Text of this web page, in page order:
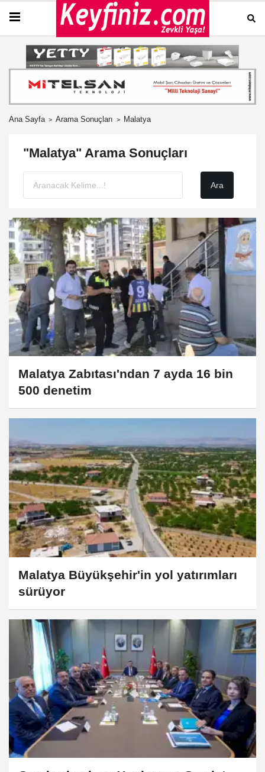
Ana Sayfa Arama Sonuçları Malatya
"Malatya" Arama Sonuçları
Malatya Zabıtası'ndan 7 ayda 16 bin
500 denetim
Malatya Büyükşehir'in yol yatırımları
sürüyor